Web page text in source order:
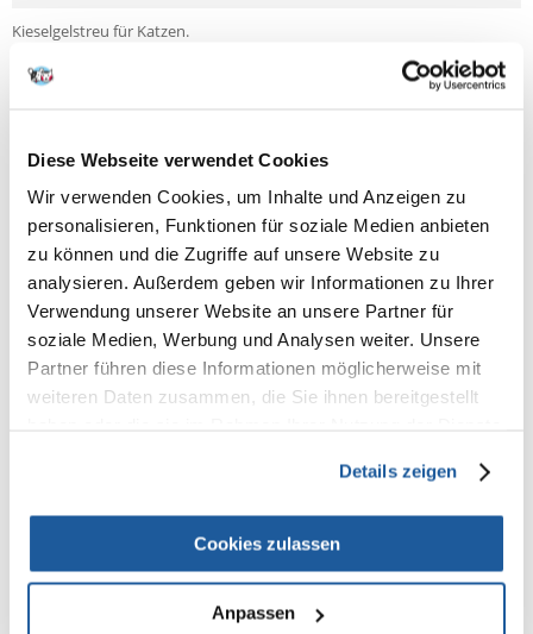
Diese Webseite verwendet Cookies
Wir verwenden Cookies, um Inhalte und Anzeigen zu
personalisieren, Funktionen für soziale Medien anbieten
zu können und die Zugriffe auf unsere Website zu
analysieren. Außerdem geben wir Informationen zu Ihrer
Verwendung unserer Website an unsere Partner für
soziale Medien, Werbung und Analysen weiter. Unsere
Partner führen diese Informationen möglicherweise mit
weiteren Daten zusammen, die Sie ihnen bereitgestellt
Details zeigen
Cookies zulassen
Anpassen
Kieselgelstreu für Katzen.
extrem leicht, klebt nicht an den Pfoten der Katze und schwimmt nicht
außerhalb der Katzentoilette. Es neutralisiert schnell den Uringeruch
Akzeptanz selbst bei wählerischen Katzen.
Merkmale:
- leicht
- staubfrei
- besonders saugfähig
- verklumpt nicht
Empfohlene Verwendung:
Eine Packung reicht für die Anwendung bei einer Katze für etwa eine
Woche. Nach dieser Zeit ist es ratsam, die gesamte Katzentoilette zu